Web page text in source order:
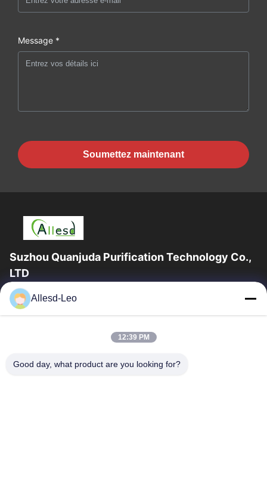
Message *
Soumettez maintenant
Suzhou Quanjuda Purification Technology Co.,
LTD
l'expérience 16years, en tant que principaux fabricant et
exportateur d'ESD et produits de Cleanroom, nous offrons un
Maison
Des Produits
Allesd-Leo
12:39 PM
Good day, what product are you looking for?